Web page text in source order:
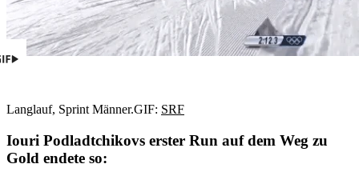
Langlauf, Sprint Männer.GIF: SRF
Iouri Podladtchikovs erster Run auf dem Weg zu
Gold endete so: